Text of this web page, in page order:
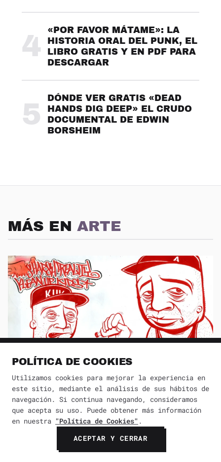
4
«POR FAVOR MÁTAME»: LA
HISTORIA ORAL DEL PUNK, EL
LIBRO GRATIS Y EN PDF PARA
DESCARGAR
5
DÓNDE VER GRATIS «DEAD
HANDS DIG DEEP» EL CRUDO
DOCUMENTAL DE EDWIN
BORSHEIM
MÁS EN ARTE
Barry McGee y Twist: El legado de la
Mission School en el arte
POLÍTICA DE COOKIES
Utilizamos cookies para mejorar la experiencia en
este sitio, mediante el análisis de sus hábitos de
navegación. Si continua navegando, consideramos
que acepta su uso. Puede obtener más información
en nuestra "Política de Cookies" .
ACEPTAR Y CERRAR